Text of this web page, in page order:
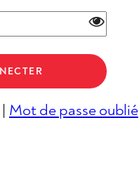
| Mot de passe oublié